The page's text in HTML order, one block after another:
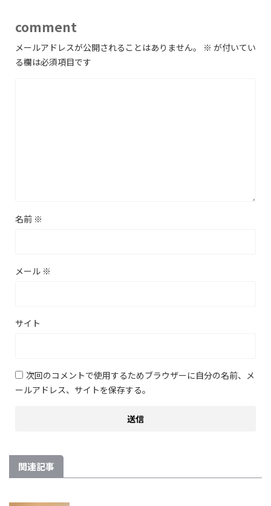
comment
メールアドレスが公開されることはありません。 ※ が付いてい
る欄は必須項目です
名前 ※
メール ※
サイト
次回のコメントで使用するためブラウザーに自分の名前、メ
ールアドレス、サイトを保存する。
関連記事